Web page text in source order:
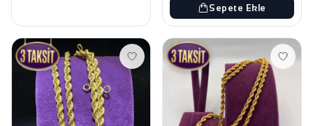
Sepete Ekle